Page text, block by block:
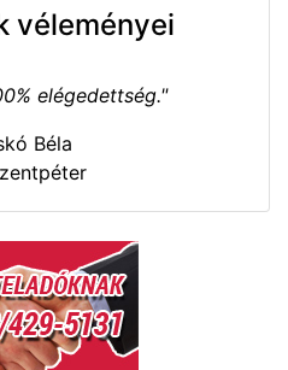
véleményei
elégedettség."
Béla